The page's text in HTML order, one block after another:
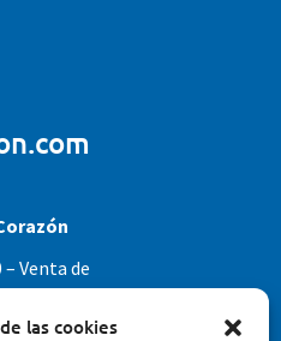
las cookies
Venta de